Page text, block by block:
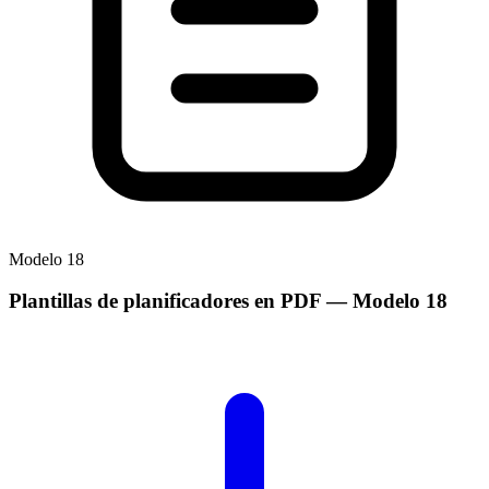
Modelo 18
Plantillas de planificadores en PDF— Modelo 18